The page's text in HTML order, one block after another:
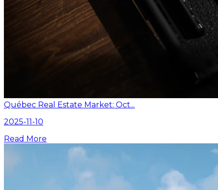
Québec Real Estate Market: Oct...
2025-11-10
Read More